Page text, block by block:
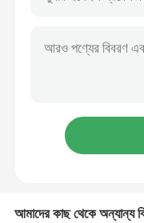
গুদাম ছাদ গঠন
আমাদের কাছ থেকে অন্যান্য